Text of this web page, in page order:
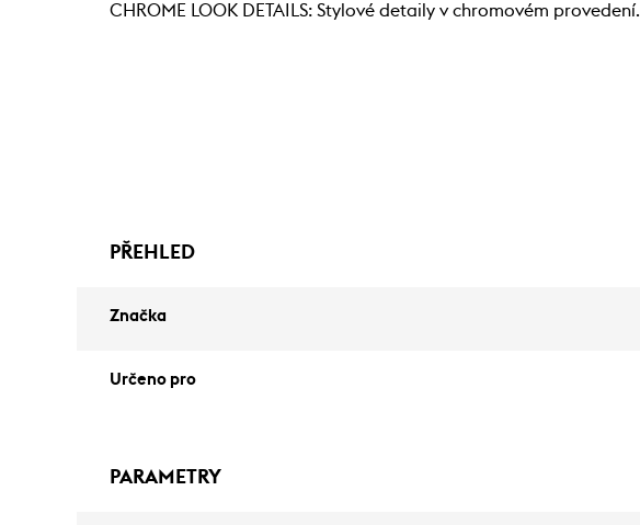
CHROME LOOK DETAILS: Stylové detaily v chromovém provedení.
PŘEHLED
Značka
Určeno pro
PARAMETRY